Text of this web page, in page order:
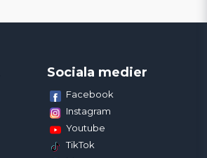
Sociala medier
Facebook
Instagram
Youtube
TikTok